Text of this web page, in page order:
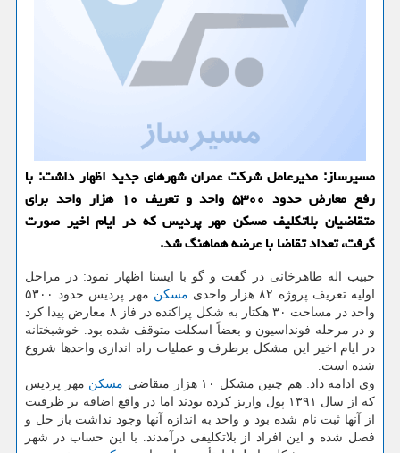
مسیرساز: مدیرعامل شركت عمران شهرهای جدید اظهار داشت: با
رفع معارض حدود ۵۳۰۰ واحد و تعریف ۱۰ هزار واحد برای
متقاضیان بلاتكلیف مسكن مهر پردیس كه در ایام اخیر صورت
گرفت، تعداد تقاضا با عرضه هماهنگ شد.
حبیب اله طاهرخانی در گفت و گو با ایسنا اظهار نمود: در مراحل
اولیه تعریف پروژه ۸۲ هزار واحدی
مسكن
مهر پردیس حدود ۵۳۰۰
واحد در مساحت ۳۰ هكتار به شكل پراكنده در فاز ۸ معارض پیدا كرد
و در مرحله فونداسیون و بعضاً اسكلت متوقف شده بود. خوشبختانه
در ایام اخیر این مشكل برطرف و عملیات راه اندازی واحدها شروع
شده است.
وی ادامه داد: هم چنین مشكل ۱۰ هزار متقاضی
مسكن مهر پردیس
كه از سال ۱۳۹۱ پول واریز كرده بودند اما در واقع اضافه بر ظرفیت
از آنها ثبت نام شده بود و واحد به اندازه آنها وجود نداشت باز حل و
فصل شده و این افراد از بلاتكلیفی درآمدند. با این حساب در شهر